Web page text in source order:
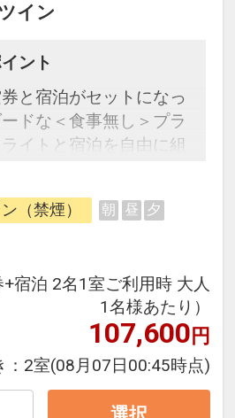
イン
ント
と宿泊がセットになっ
ドな＜食事無し＞プラ
イトと宿泊を自由に組
一都市滞在はもちろん
最適！
1泊だけの宿泊や延
ども自由自在です。
安心のJAL（または
）確約！フライトマイ
でレンタカーや現地交
なプランもございます。
（禁煙） 朝 昼 夕
+宿泊 2名1室ご利用時 大人
1名様あたり）
107,600円
2室(08月07日00:45時点)
選択